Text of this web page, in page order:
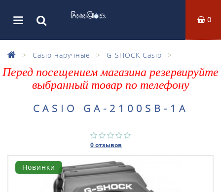
0
Casio наручные G-SHOCK Casio
Перед посещением магазина резервируйте
выбранный товар по телефону
CASIO GA-2100SB-1A
0 отзывов
Новинки